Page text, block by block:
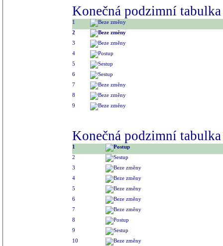
Konečná podzimní
1
2
3
4
5
6
7
8
9
Konečná podzimní
1
2
3
4
5
6
7
8
9
10